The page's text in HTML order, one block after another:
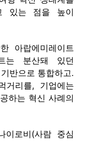
있는 점을 높이
아랍에미레이트
는 분산돼 있던
반으로 통합하고․
거리를, 기업에는
하는 혁신 사례의
이로비(사람 중심